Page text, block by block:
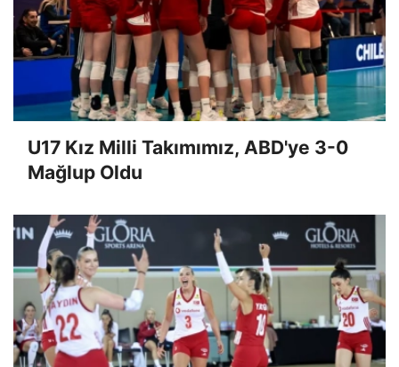
U17 Kız Milli Takımımız, ABD'ye 3-0
Mağlup Oldu